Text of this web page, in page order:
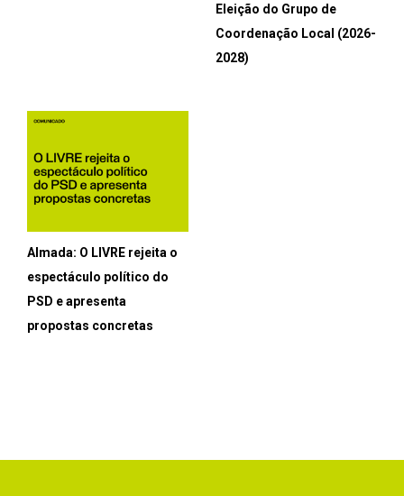
Eleição do Grupo de
Coordenação Local (2026-
2028)
Almada: O LIVRE rejeita o
espectáculo político do
PSD e apresenta
propostas concretas